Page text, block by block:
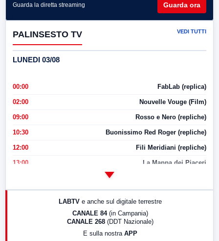
Guarda la diretta streaming Guarda ora
PALINSESTO TV VEDI TUTTI
LUNEDI 03/08
00:00 FabLab (replica)
02:00 Nouvelle Vouge (Film)
09:00 Rosso e Nero (repliche)
10:30 Buonissimo Red Roger (repliche)
12:00 Fili Meridiani (repliche)
13:00 La Mappa dei Piaceri
17:00 LabNews (replica)
LABTV e anche sul digitale terrestre
CANALE 84 (in Campania)
CANALE 268 (DDT Nazionale)
E sulla nostra APP